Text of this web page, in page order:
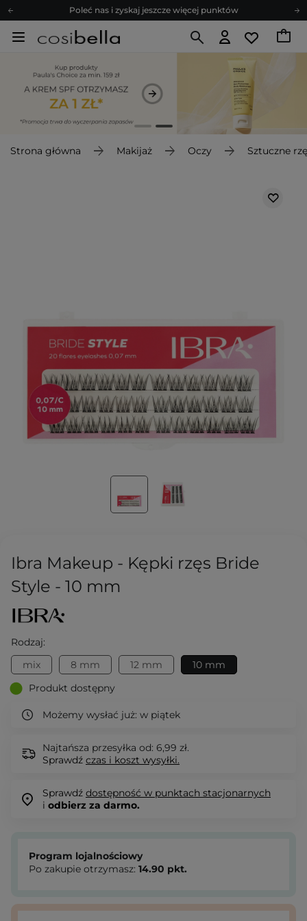
Poleć nas i zyskaj jeszcze więcej punktów
Zapisz się na newsletter pełen porad
Z nami to możliwe! Realizacja zamówienia do 24h.
Poleć nas i zyskaj jeszcze więcej punktów
Zapisz się na newsletter pełen porad
Strona główna Makijaż Oczy Sztuczne
Ibra Makeup - Kępki rzęs Bride
Style - 10 mm
Rodzaj:
mix
8 mm 12 mm
10 mm
Produkt dostępny
Możemy wysłać już: w piątek
Najtańsza przesyłka od: 6,99 zł.
Sprawdź czas i koszt wysyłki.
Sprawdź dostępność w punktach stacjonarnych
i odbierz za darmo.
Program lojalnościowy
Po zakupie otrzymasz: 14.90 pkt.